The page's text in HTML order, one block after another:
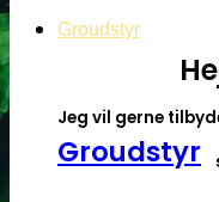
Groudstyr
Groudstyr
Jeg vil gerne